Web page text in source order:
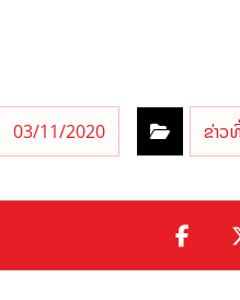
03/11/2020 ຂ່າວ